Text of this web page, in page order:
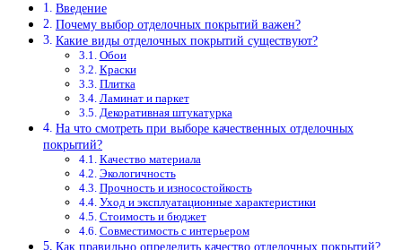
Введение
Почему выбор отделочных покрытий важен?
Какие виды отделочных покрытий существуют?
Обои
Краски
Плитка
Ламинат и паркет
Декоративная штукатурка
На что смотреть при выборе качественных отделочных
покрытий?
Качество материала
Экологичность
Прочность и износостойкость
Уход и эксплуатационные характеристики
Стоимость и бюджет
Совместимость с интерьером
Как правильно определить качество отделочных покрытий?